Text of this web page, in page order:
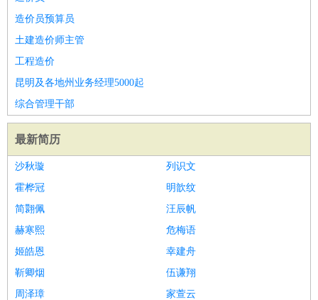
造价员预算员
土建造价师主管
工程造价
昆明及各地州业务经理5000起
综合管理干部
最新简历
沙秋璇
列识文
霍桦冠
明歆纹
简翾佩
汪辰帆
赫寒熙
危梅语
姬皓恩
幸建舟
靳卿烟
伍谦翔
周泽璋
家萱云